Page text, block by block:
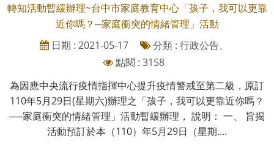
轉知活動暫緩辦理~台中市家庭教育中心「孩子，我可以更靠
近你嗎？─家庭衝突的情緒管理」活動
日期 : 2021-05-17
分類 : 行政公告、
點閱 : 3158
為因應中央流行疫情指揮中心提升疫情警戒至第二級，原訂
110年5月29日(星期六)辦理之「孩子，我可以更靠近你嗎？
──家庭衝突的情緒管理」活動暫緩辦理， 說明： 一、 旨揭
活動預訂於本（110）年5月29日（星期....